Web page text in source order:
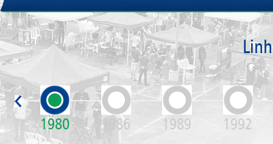
1980 1986 1989 1992